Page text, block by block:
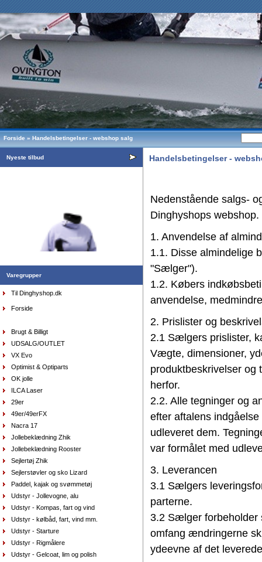
Forside » Handelsbetingelser - webshop salg
Nyeste tilbud
8/xs farve lilla
DKK1.398,00
Sejlersko Orca Bay Augusta, farve mørkebrun
DKK699,00
Handsker Musto - Winter Performance, lange fingre
DKK
DKK
Varegrupper
Til Dinghyshop.dk
Forside
Brugt & Billigt
UDSALG/OUTLET
VX Evo
Optimist & Optiparts
OK jolle
ILCA Laser
29er
49er/49erFX
Nacra 17
Jollebeklædning Zhik
Jollebeklædning Rooster
Sejlertøj Zhik
Sejlerstøvler og sko Lizard
Paddel, kajak og svømmetøj
Udstyr - Jollevogne, alu
Udstyr - Kompas, fart og vind
Udstyr - kølbåd, fart, vind mm.
Udstyr - Starture
Udstyr - Rigmålere
Udstyr - Gelcoat, lim og polish
Handelsbetingelser -
Nedenstående salgs-
Dinghyshops webshop.
1. Anvendelse af
1.1. Disse almindelige
"Sælger").
1.2. Købers
anvendelse,
2. Prislister og
2.1 Sælgers prislister,
Vægte, dimensioner,
produktbeskrivelser og
herfor.
2.2. Alle tegninger og
efter aftalens
udleveret dem.
var formålet med
3. Leverancen
3.1 Sælgers
parterne.
3.2 Sælger forbeholder
omfang ændringerne
ydeevne af det